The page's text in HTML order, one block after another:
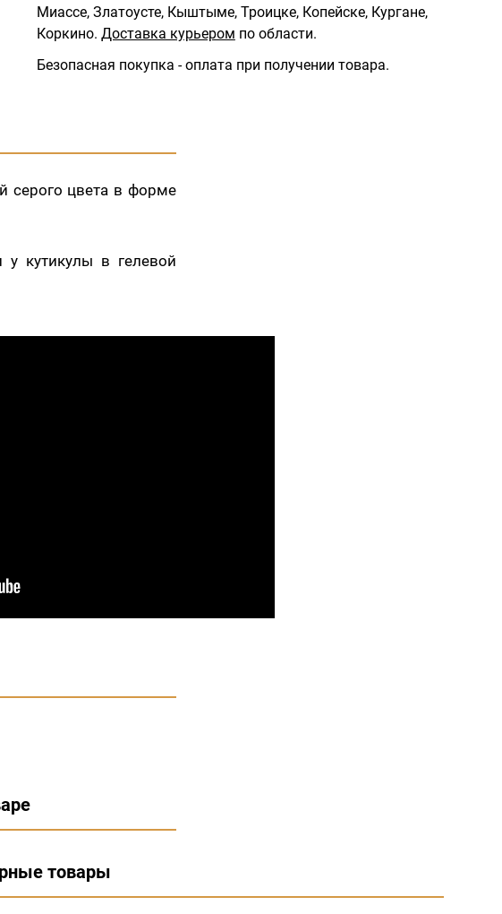
Миассе, Златоусте, Кыштыме, Троицке, Копейске, Кургане,
Коркино. Доставка курьером по области.
Безопасная покупка - оплата при получении товара.
серого цвета в форме
кутикулы в гелевой
товары